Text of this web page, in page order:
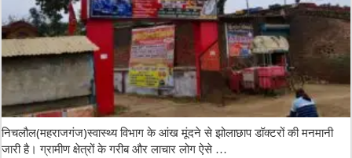
निचलौल(महराजगंज)स्वास्थ्य विभाग के आंख मूंदने से झोलाछाप डॉक्टरों की मनमानी
जारी है। ग्रामीण क्षेत्रों के गरीब और लाचार लोग ऐसे …